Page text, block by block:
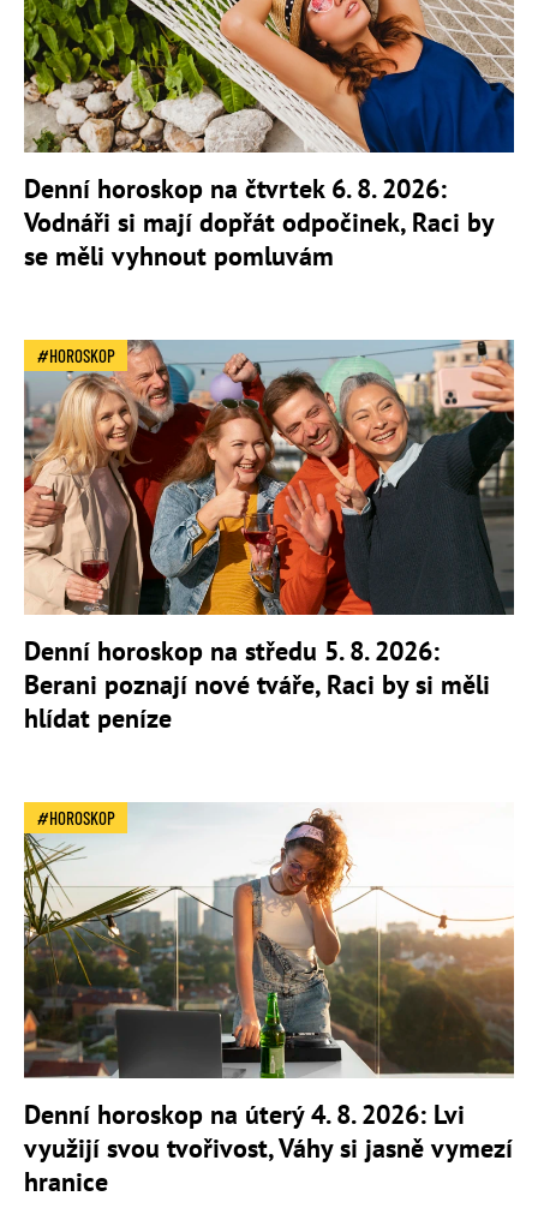
Denní horoskop na čtvrtek 6. 8. 2026:
Vodnáři si mají dopřát odpočinek, Raci by
se měli vyhnout pomluvám
HOROSKOP
Denní horoskop na středu 5. 8. 2026:
Berani poznají nové tváře, Raci by si měli
hlídat peníze
HOROSKOP
Denní horoskop na úterý 4. 8. 2026: Lvi
využijí svou tvořivost, Váhy si jasně vymezí
hranice